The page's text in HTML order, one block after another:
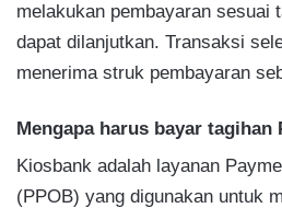
melakukan pembayaran sesuai
dapat dilanjutkan. Transaksi
menerima struk pembayaran
Mengapa harus bayar tagihan
Kiosbank adalah layanan
(PPOB) yang digunakan untuk